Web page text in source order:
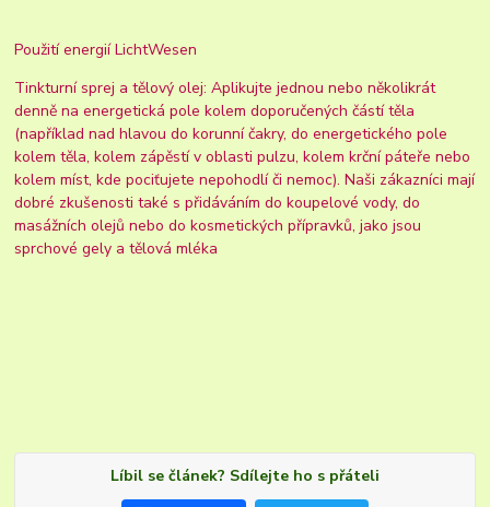
Použití energií LichtWesen
Tinkturní sprej a tělový olej: Aplikujte jednou nebo několikrát
denně na energetická pole kolem doporučených částí těla
(například nad hlavou do korunní čakry, do energetického pole
kolem těla, kolem zápěstí v oblasti pulzu, kolem krční páteře nebo
kolem míst, kde pociťujete nepohodlí či nemoc). Naši zákazníci mají
dobré zkušenosti také s přidáváním do koupelové vody, do
masážních olejů nebo do kosmetických přípravků, jako jsou
sprchové gely a tělová mléka
Líbil se článek? Sdílejte ho s přáteli